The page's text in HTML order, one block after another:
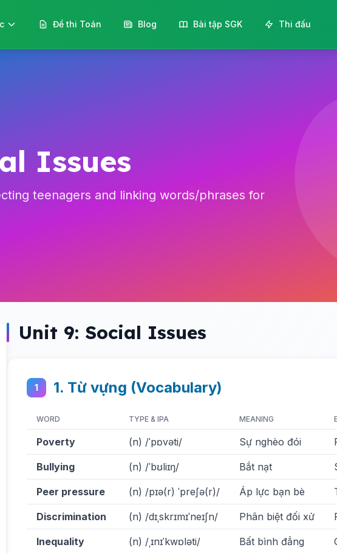
Đề thi Toán Blog Bài tập SGK Thi đấu
Issues
teenagers and linking words/phrases for
Unit 9: Social Issues
1 1. Từ vựng (Vocabulary)
WORD TYPE & IPA MEANING
Poverty (n) /ˈpɒvəti/ Sự nghèo đói
Bullying (n) /ˈbʊliɪŋ/ Bắt nạt
Peer pressure (n) /pɪə(r) ˈpreʃə(r)/ Áp lực bạn bè
Discrimination (n) /dɪˌskrɪmɪˈneɪʃn/ Phân biệt đối xử
Inequality (n) /ˌɪnɪˈkwɒləti/ Bất bình đẳng